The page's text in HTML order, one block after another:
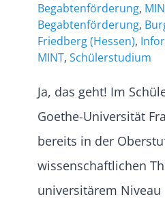
Begabtenförderung,
Begabtenförderung,
Friedberg (Hessen),
MINT, Schülerstudium
Ja, das geht! Im
Goethe-Universität
bereits in der
wissenschaftlichen
universitärem Niveau